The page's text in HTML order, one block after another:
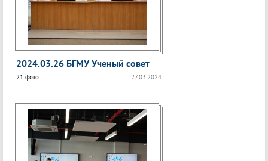
2024.03.26 БГМУ Ученый совет
27.03.2024
21 фото